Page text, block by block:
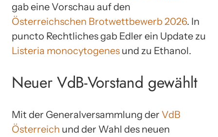
gab eine Vorschau auf den
Österreichschen Brotwettbewerb 2026. In
puncto Rechtliches gab Edler ein Update zu
Listeria monocytogenes und zu Ethanol.
Neuer VdB-Vorstand gewählt
Mit der Generalversammlung der VdB
Österreich und der Wahl des neuen